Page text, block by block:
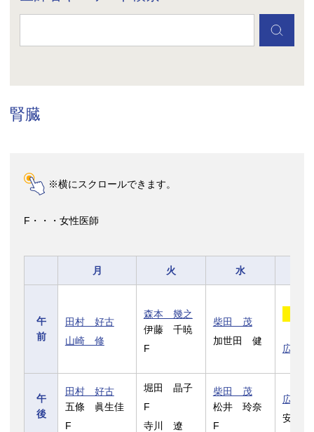
腎臓
※横にスクロールできます。
F・・・女性医師
月 火 水
午
前
田村 好古
山崎 修
森本 幾之
伊藤 千暁
F
柴田 茂
加世田 健
広浜
午
後
田村 好古
五條 眞生佳
F
堀田 晶子
F
寺川 遼
柴田 茂
松井 玲奈
F
広浜
安齋